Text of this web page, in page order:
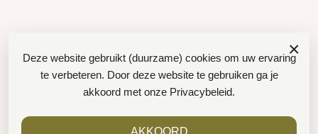
×
Deze website gebruikt (duurzame) cookies om uw ervaring
te verbeteren. Door deze website te gebruiken ga je
akkoord met onze Privacybeleid.
AKKOORD